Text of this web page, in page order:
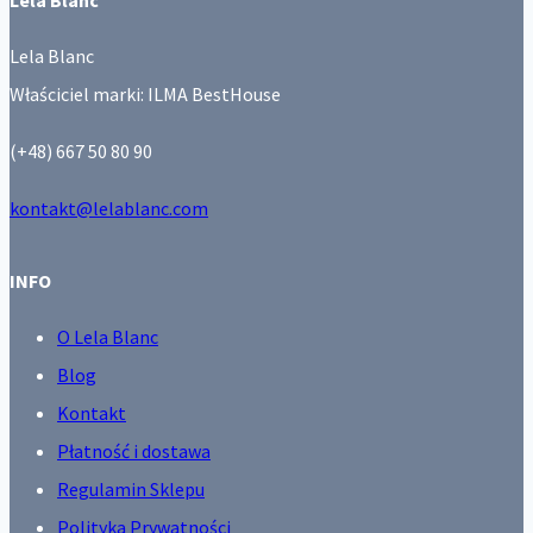
Lela Blanc
Właściciel marki: ILMA BestHouse
(+48) 667 50 80 90
kontakt@lelablanc.com
INFO
O Lela Blanc
Blog
Kontakt
Płatność i dostawa
Regulamin Sklepu
Polityka Prywatności